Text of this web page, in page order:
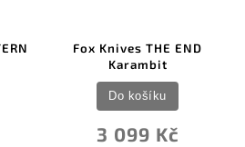
Fox Knives THE END
Karambit
3 099 Kč
Do košíku